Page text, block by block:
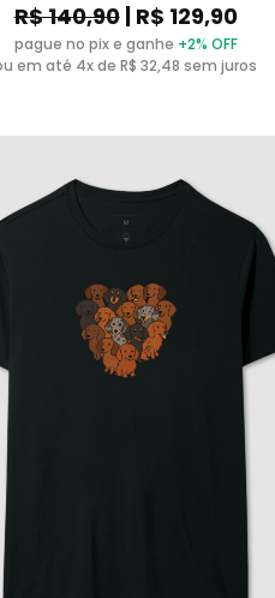
R$ 140,90| R$ 129,90
pague no pix e ganhe +2% OFF
em até 4x de R$ 32,48 sem juros